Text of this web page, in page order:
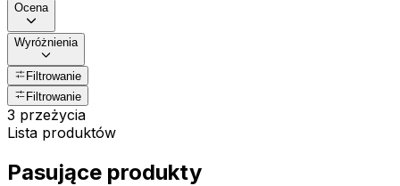
Ocena
Wyróżnienia
Filtrowanie
Filtrowanie
3 przeżycia
Lista produktów
Pasujące produkty